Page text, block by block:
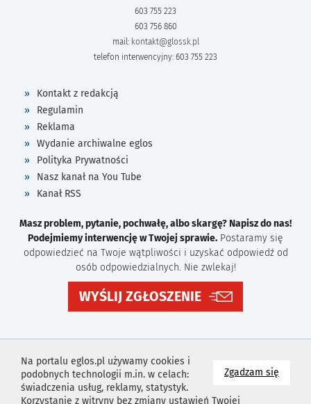
Zgadzam się
Na portalu eglos.pl używamy cookies i
podobnych technologii m.in. w celach:
świadczenia usług, reklamy, statystyk.
Korzystanie z witryny bez zmiany ustawień Twojej
603 755 223
603 756 860
mail: kontakt@glossk.pl
telefon interwencyjny: 603 755 223
Kontakt z redakcją
Regulamin
Reklama
Wydanie archiwalne eglos
Polityka Prywatności
Nasz kanał na You Tube
Kanał RSS
Masz problem, pytanie, pochwałę, albo skargę? Napisz do nas!
Podejmiemy interwencję w Twojej sprawie. Postaramy się
odpowiedzieć na Twoje wątpliwości i uzyskać odpowiedź od
osób odpowiedzialnych. Nie zwlekaj!
WYŚLIJ ZGŁOSZENIE